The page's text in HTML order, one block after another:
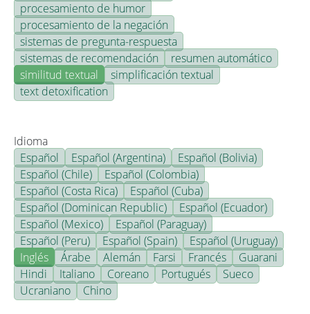
procesamiento de humor
procesamiento de la negación
sistemas de pregunta-respuesta
sistemas de recomendación
resumen automático
similitud textual
simplificación textual
text detoxification
Idioma
Español
Español (Argentina)
Español (Bolivia)
Español (Chile)
Español (Colombia)
Español (Costa Rica)
Español (Cuba)
Español (Dominican Republic)
Español (Ecuador)
Español (Mexico)
Español (Paraguay)
Español (Peru)
Español (Spain)
Español (Uruguay)
Inglés
Árabe Alemán Farsi Francés
Guarani
Hindi
Italiano Coreano Portugués
Sueco
Ucraniano
Chino